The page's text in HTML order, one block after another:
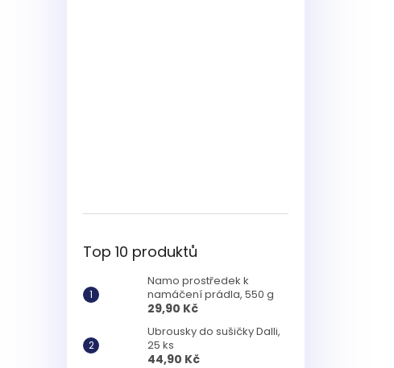
Top 10 produktů
Namo prostředek k
namáčení prádla, 550 g
29,90 Kč
Ubrousky do sušičky Dalli,
25 ks
44,90 Kč